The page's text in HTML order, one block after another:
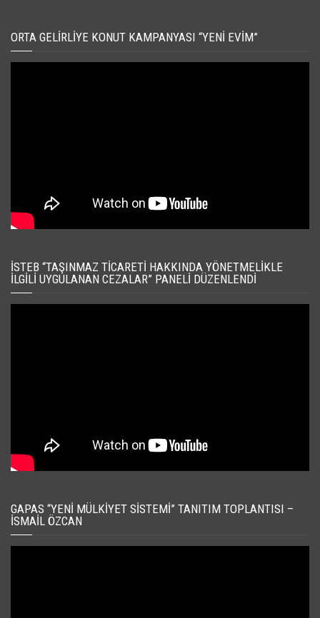
ORTA GELIRLIYE KONUT KAMPANYASI “YENI EVIM”
İSTEB “TAŞINMAZ TICARETI HAKKINDA YÖNETMELIKLE
İLGILI UYGULANAN CEZALAR” PANELI DÜZENLENDI
GAPAS “YENI MÜLKIYET SISTEMI” TANITIM TOPLANTISI –
İSMAIL ÖZCAN